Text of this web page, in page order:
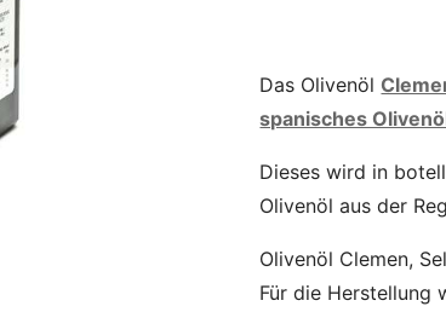
Das Olivenöl
spanisches
Dieses wird in
Olivenöl aus der
Olivenöl Clemen,
Für die Herstellung